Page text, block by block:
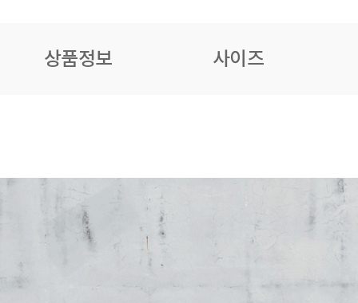
상품정보 사이즈